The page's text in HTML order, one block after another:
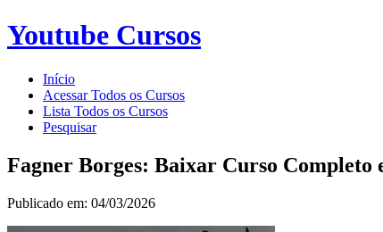
Youtube Cursos
Início
Acessar Todos os Cursos
Lista Todos os Cursos
Pesquisar
Fagner Borges: Baixar Curso Completo
Publicado em: 04/03/2026